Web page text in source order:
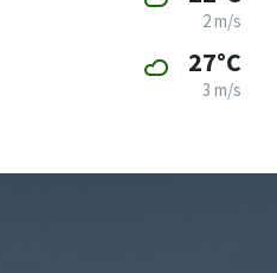
2 m/s
27°C
3 m/s